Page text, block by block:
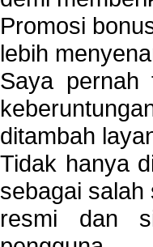
Promosi
lebih
Saya pernah
ditambah
Tidak hanya
sebagai
resmi dan